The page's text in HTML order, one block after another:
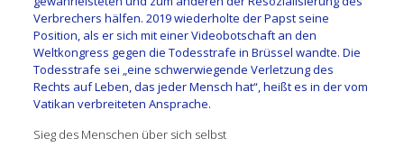
Verbrechers hälfen. 2019 wiederholte der Papst seine
Position, als er sich mit einer Videobotschaft an den
Weltkongress gegen die Todesstrafe in Brüssel wandte. Die
Todesstrafe sei „eine schwerwiegende Verletzung des
Rechts auf Leben, das jeder Mensch hat“, heißt es in der vom
Vatikan verbreiteten Ansprache.
Sieg des Menschen über sich selbst